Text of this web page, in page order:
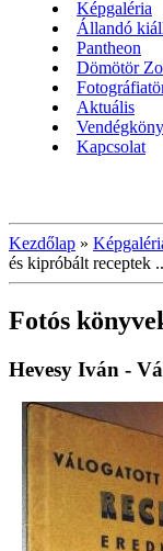
Képgaléria
Állandó
Pantheon
Dömötör
Aktuális
Kapcsolat
Kezdőlap »
és kipróbált receptek
Fotós
Hevesy Iván -